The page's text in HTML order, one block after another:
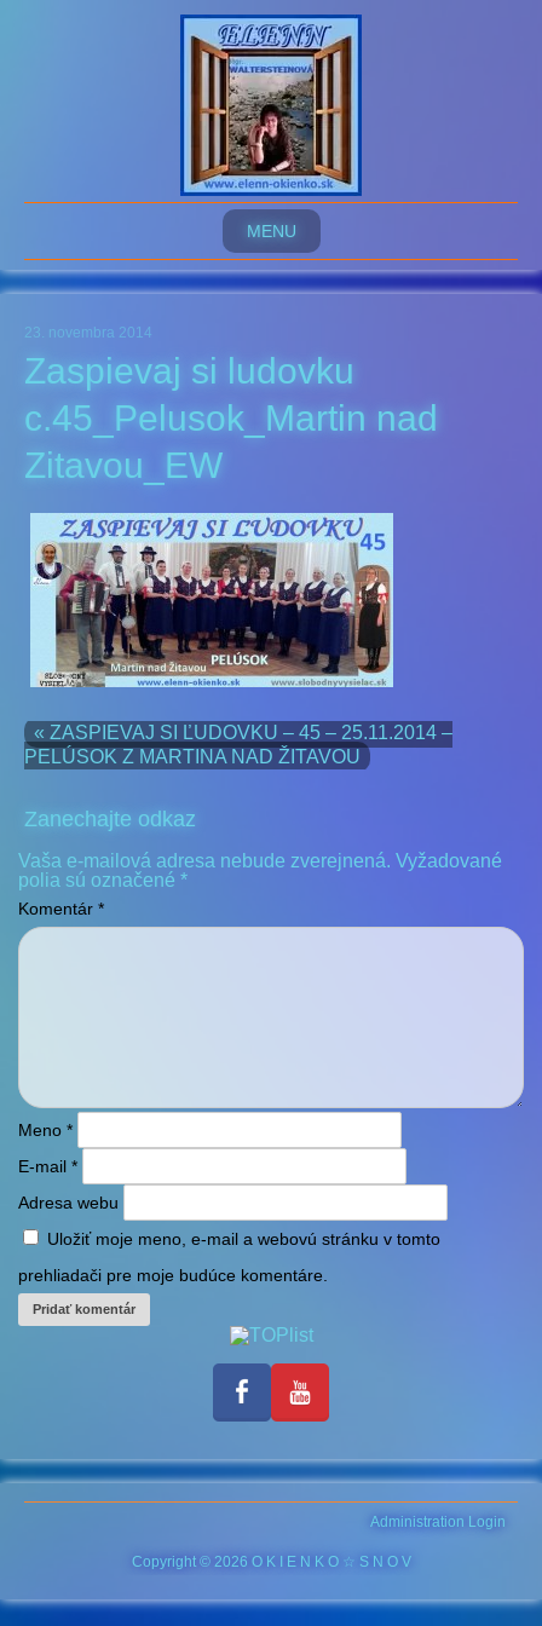
MENU
23. novembra 2014
Zaspievaj si ludovku
c.45_Pelusok_Martin nad
Zitavou_EW
« ZASPIEVAJ SI ĽUDOVKU – 45 – 25.11.2014 –
PELÚSOK Z MARTINA NAD ŽITAVOU
Zanechajte odkaz
Vaša e-mailová adresa nebude zverejnená. Vyžadované
polia sú označené *
Komentár *
Meno *
E-mail *
Adresa webu
Uložiť moje meno, e-mail a webovú stránku v tomto
prehliadači pre moje budúce komentáre.
Administration Login
Copyright © 2026 O K I E N K O ☆ S N O V